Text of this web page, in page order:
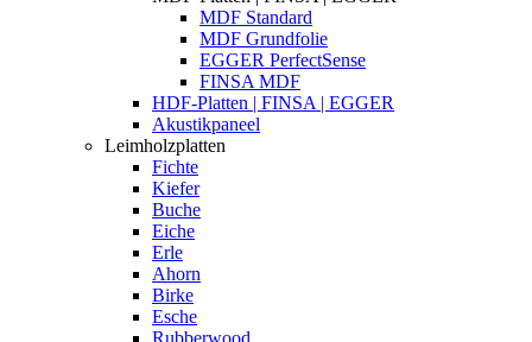
MDF Standard
MDF Grundfolie
EGGER PerfectSense
FINSA MDF
HDF-Platten | FINSA | EGGER
Akustikpaneel
Leimholzplatten
Fichte
Kiefer
Buche
Eiche
Erle
Ahorn
Birke
Esche
Rubberwood